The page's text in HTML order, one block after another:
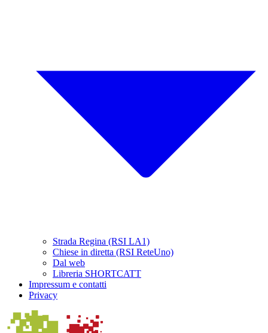
Strada Regina (RSI LA1)
Chiese in diretta (RSI ReteUno)
Dal web
Libreria SHORTCATT
Impressum e contatti
Privacy